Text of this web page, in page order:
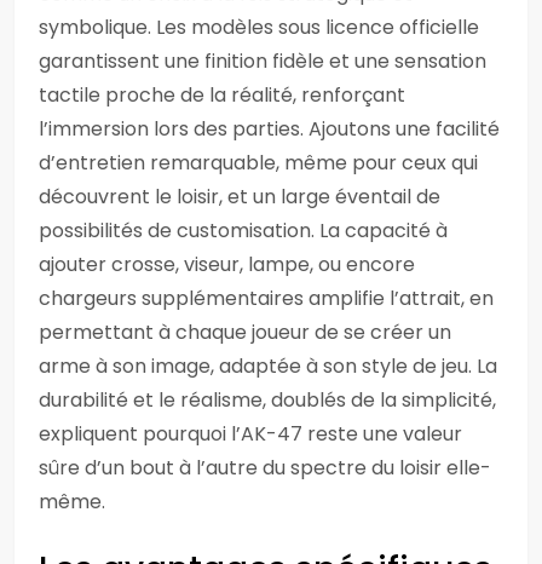
symbolique. Les modèles sous licence officielle
garantissent une finition fidèle et une sensation
tactile proche de la réalité, renforçant
l’immersion lors des parties. Ajoutons une facilité
d’entretien remarquable, même pour ceux qui
découvrent le loisir, et un large éventail de
possibilités de customisation. La capacité à
ajouter crosse, viseur, lampe, ou encore
chargeurs supplémentaires amplifie l’attrait, en
permettant à chaque joueur de se créer un
arme à son image, adaptée à son style de jeu. La
durabilité et le réalisme, doublés de la simplicité,
expliquent pourquoi l’AK-47 reste une valeur
sûre d’un bout à l’autre du spectre du loisir elle-
même.